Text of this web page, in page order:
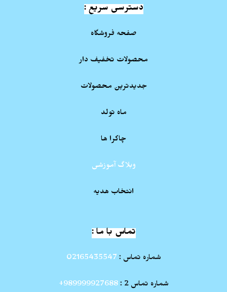
دسترسی سریع :
صفحه فروشگاه
محصولات تخفیف دار
جدیدترین محصولات
ماه تولد
چاکرا ها
وبلاگ آموزشی
انتخاب هدیه
تماس با ما :
شماره تماس : 02165435547
شماره تماس 2 : 989999927688+